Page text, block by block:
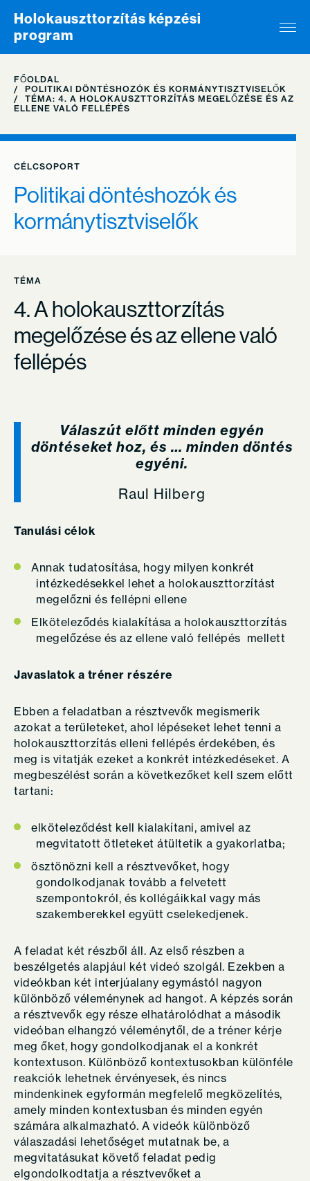
Skip to content
Holokauszttorzítás képzési
program
FŐOLDAL
POLITIKAI DÖNTÉSHOZÓK ÉS KORMÁNYTISZTVISELŐK
TÉMA: 4. A HOLOKAUSZTTORZÍTÁS MEGELŐZÉSE ÉS AZ
ELLENE VALÓ FELLÉPÉS
CÉLCSOPORT
Politikai döntéshozók és
kormánytisztviselők
TÉMA
4. A holokauszttorzítás
megelőzése és az ellene való
fellépés
Válaszút előtt minden egyén
döntéseket hoz, és … minden döntés
egyéni.
Raul Hilberg
Tanulási célok
Annak tudatosítása, hogy milyen konkrét
intézkedésekkel lehet a holokauszttorzítást
megelőzni és fellépni ellene
Elköteleződés kialakítása a holokauszttorzítás
megelőzése és az ellene való fellépés mellett
Javaslatok a tréner részére
Ebben a feladatban a résztvevők megismerik
azokat a területeket, ahol lépéseket lehet tenni a
holokauszttorzítás elleni fellépés érdekében, és
meg is vitatják ezeket a konkrét intézkedéseket. A
megbeszélést során a következőket kell szem előtt
tartani:
elköteleződést kell kialakítani, amivel az
megvitatott ötleteket átültetik a gyakorlatba;
ösztönözni kell a résztvevőket, hogy
gondolkodjanak tovább a felvetett
szempontokról, és kollégáikkal vagy más
szakemberekkel együtt cselekedjenek.
A feladat két részből áll. Az első részben a
beszélgetés alapjául két videó szolgál. Ezekben a
videókban két interjúalany egymástól nagyon
különböző véleménynek ad hangot. A képzés során
a résztvevők egy része elhatárolódhat a második
videóban elhangzó véleménytől, de a tréner kérje
meg őket, hogy gondolkodjanak el a konkrét
kontextuson. Különböző kontextusokban különféle
reakciók lehetnek érvényesek, és nincs
mindenkinek egyformán megfelelő megközelítés,
amely minden kontextusban és minden egyén
számára alkalmazható. A videók különböző
válaszadási lehetőséget mutatnak be, a
megvitatásukat követő feladat pedig
elgondolkodtatja a résztvevőket a